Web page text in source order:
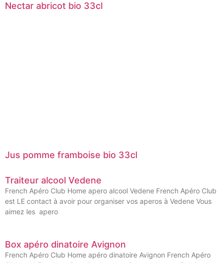
Nectar abricot bio 33cl
Jus pomme framboise bio 33cl
Traiteur alcool Vedene
French Apéro Club Home apero alcool Vedene French Apéro Club
est LE contact à avoir pour organiser vos aperos à Vedene Vous
aimez les apero
Box apéro dinatoire Avignon
French Apéro Club Home apéro dinatoire Avignon French Apéro